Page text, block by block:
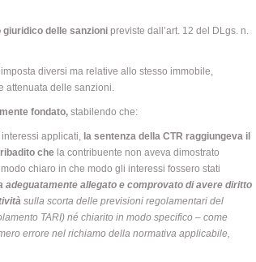
delle sanzioni previste dall’art. 12 del DLgs. n.
diversi ma relative allo stesso immobile,
attenuata delle sanzioni.
fondato, stabilendo che:
applicati, la sentenza della CTR raggiungeva il
che la contribuente non aveva dimostrato
chiaro in che modo gli interessi fossero stati
adeguatamente allegato e comprovato di avere diritto
sulla scorta delle previsioni regolamentari del
TARI) né chiarito in modo specifico – come
errore nel richiamo della normativa applicabile,